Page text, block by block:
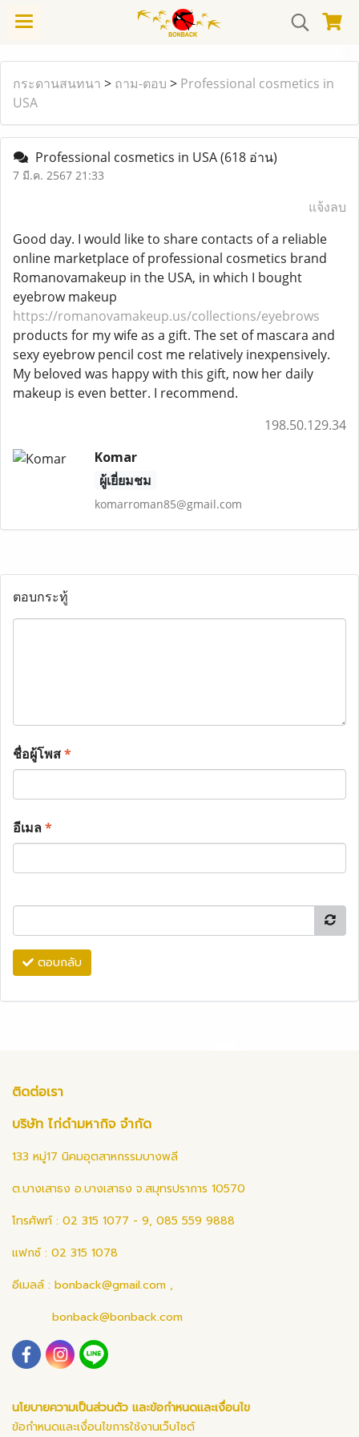
กระดานสนทนา > ถาม-ตอบ > Professional cosmetics in
USA
Professional cosmetics in USA(618 อ่าน)
7 มี.ค. 2567 21:33
แจ้งลบ
Good day. I would like to share contacts of a reliable
online marketplace of professional cosmetics brand
Romanovamakeup in the USA, in which I bought
eyebrow makeup
https://romanovamakeup.us/collections/eyebrows
products for my wife as a gift. The set of mascara and
sexy eyebrow pencil cost me relatively inexpensively.
My beloved was happy with this gift, now her daily
makeup is even better. I recommend.
198.50.129.34
Komar
ผู้เยี่ยมชม
komarroman85@gmail.com
ตอบกระทู้
ชื่อผู้โพส*
อีเมล*
ตอบกลับ
ติดต่อเรา
บริษัท ไก่ดำมหากิจ จำกัด
133 หมู่17 นิคมอุตสาหกรรมบางพลี
ต.บางเสาธง อ.บางเสาธง จ.สมุทรปราการ 10570
โทรศัพท์ : 02 315 1077 - 9, 085 559 9888
แฟกซ์ : 02 315 1078
อีเมลล์ : bonback@gmail.com ,
bonback@bonback.com
นโยบายความเป็นส่วนตัว และข้อกำหนดและเงื่อนไข
ข้อกำหนดและเงื่อนไขการใช้งานเว็บไซต์